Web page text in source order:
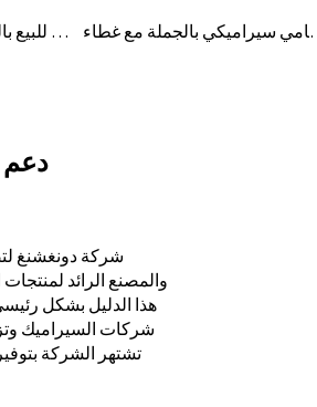
وعاء شموع خزفي طيني مزخرف للبيع بالجملة مع غطاء من الفلين مع غطاء
شركة دونغشنغ
والمصنع الرائد
هذا الدليل بشكل
شركات السيراميك
تشتهر الشركة